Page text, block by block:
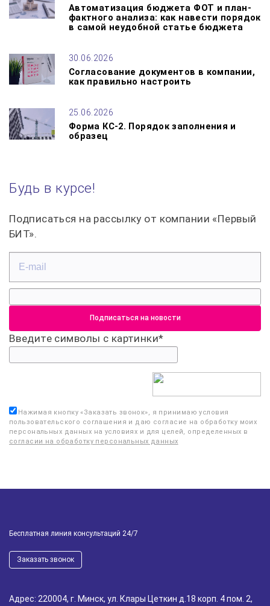
Автоматизация бюджета ФОТ и план-
фактного анализа: как навести порядок
в самой неудобной статье бюджета
30.06.2026
Согласование документов в компании,
как правильно настроить
25.06.2026
Форма КС-2. Порядок заполнения и
образец
Будь в курсе!
Подписаться на рассылку от компании «Первый
БИТ».
Введите символы с картинки*
Нажимая кнопку «Заказать звонок», я принимаю условия
пользовательского соглашения и даю согласие на обработку моих
персональных данных на условиях и для целей, определенных в
согласии на обработку персональных данных
Бесплатная линия консультаций 24/7
Заказать звонок
Адрес: 220004, г. Минск, ул. Клары Цеткин д.18 корп. 4 пом. 2,